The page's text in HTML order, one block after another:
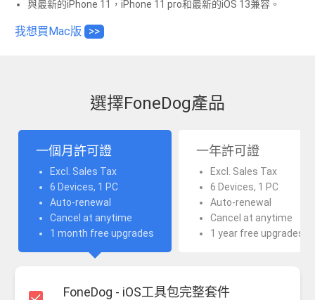
與最新的iPhone 11，iPhone 11 pro和最新的iOS 13兼容。
我想買Mac版 >>
選擇FoneDog產品
一個月許可證
Excl. Sales Tax
6 Devices, 1 PC
Auto-renewal
Cancel at anytime
1 month free upgrades
一年許可證
Excl. Sales Tax
6 Devices, 1 PC
Auto-renewal
Cancel at anytime
1 year free upgrades
FoneDog - iOS工具包完整套件